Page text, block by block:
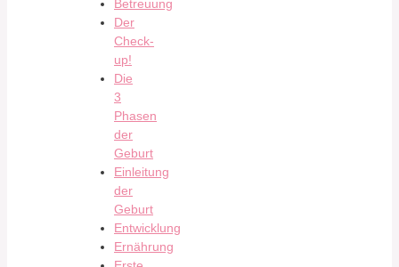
Betreuung
Der
Check-
up!
Die
3
Phasen
der
Geburt
Einleitung
der
Geburt
Entwicklung
Ernährung